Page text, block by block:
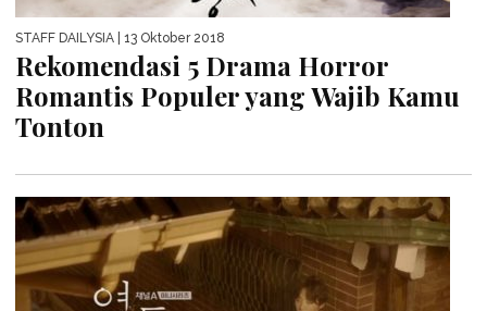
STAFF DAILYSIA | 13 Oktober 2018
Rekomendasi 5 Drama Horror
Romantis Populer yang Wajib Kamu
Tonton